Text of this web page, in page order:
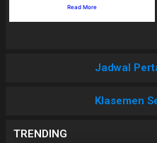
Read More
Jadwal
Klasemen
TRENDING